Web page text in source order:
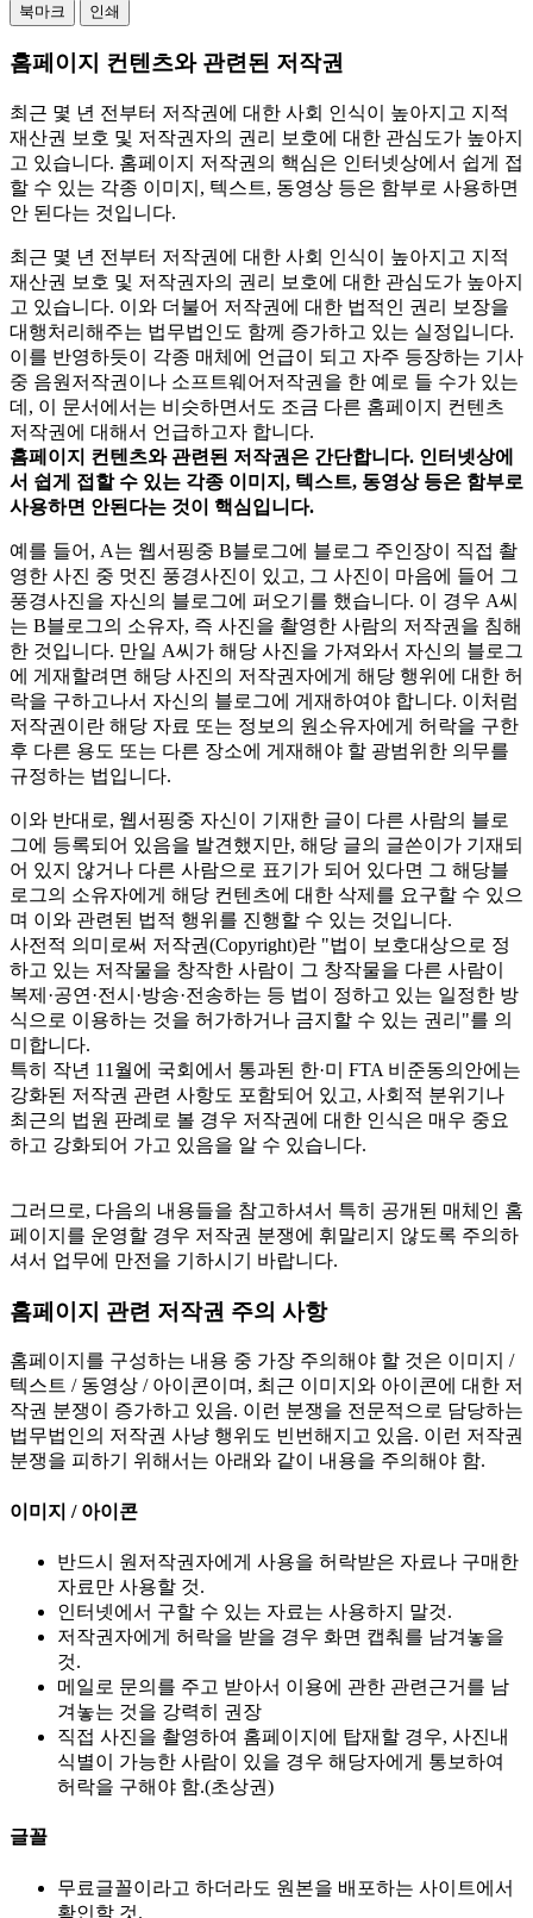
북마크 인쇄
홈페이지 컨텐츠와 관련된 저작권
최근 몇 년 전부터 저작권에 대한 사회 인식이 높아지고 지적
재산권 보호 및 저작권자의 권리 보호에 대한 관심도가 높아지
고 있습니다. 홈페이지 저작권의 핵심은 인터넷상에서 쉽게 접
할 수 있는 각종 이미지, 텍스트, 동영상 등은 함부로 사용하면
안 된다는 것입니다.
최근 몇 년 전부터 저작권에 대한 사회 인식이 높아지고 지적
재산권 보호 및 저작권자의 권리 보호에 대한 관심도가 높아지
고 있습니다. 이와 더불어 저작권에 대한 법적인 권리 보장을
대행처리해주는 법무법인도 함께 증가하고 있는 실정입니다.
이를 반영하듯이 각종 매체에 언급이 되고 자주 등장하는 기사
중 음원저작권이나 소프트웨어저작권을 한 예로 들 수가 있는
데, 이 문서에서는 비슷하면서도 조금 다른 홈페이지 컨텐츠
저작권에 대해서 언급하고자 합니다.
홈페이지 컨텐츠와 관련된 저작권은 간단합니다. 인터넷상에
서 쉽게 접할 수 있는 각종 이미지, 텍스트, 동영상 등은 함부로
사용하면 안된다는 것이 핵심입니다.
예를 들어, A는 웹서핑중 B블로그에 블로그 주인장이 직접 촬
영한 사진 중 멋진 풍경사진이 있고, 그 사진이 마음에 들어 그
풍경사진을 자신의 블로그에 퍼오기를 했습니다. 이 경우 A씨
는 B블로그의 소유자, 즉 사진을 촬영한 사람의 저작권을 침해
한 것입니다. 만일 A씨가 해당 사진을 가져와서 자신의 블로그
에 게재할려면 해당 사진의 저작권자에게 해당 행위에 대한 허
락을 구하고나서 자신의 블로그에 게재하여야 합니다. 이처럼
저작권이란 해당 자료 또는 정보의 원소유자에게 허락을 구한
후 다른 용도 또는 다른 장소에 게재해야 할 광범위한 의무를
규정하는 법입니다.
이와 반대로, 웹서핑중 자신이 기재한 글이 다른 사람의 블로
그에 등록되어 있음을 발견했지만, 해당 글의 글쓴이가 기재되
어 있지 않거나 다른 사람으로 표기가 되어 있다면 그 해당블
로그의 소유자에게 해당 컨텐츠에 대한 삭제를 요구할 수 있으
며 이와 관련된 법적 행위를 진행할 수 있는 것입니다.
사전적 의미로써 저작권(Copyright)란 "법이 보호대상으로 정
하고 있는 저작물을 창작한 사람이 그 창작물을 다른 사람이
복제·공연·전시·방송·전송하는 등 법이 정하고 있는 일정한 방
식으로 이용하는 것을 허가하거나 금지할 수 있는 권리"를 의
미합니다.
특히 작년 11월에 국회에서 통과된 한·미 FTA 비준동의안에는
강화된 저작권 관련 사항도 포함되어 있고, 사회적 분위기나
최근의 법원 판례로 볼 경우 저작권에 대한 인식은 매우 중요
하고 강화되어 가고 있음을 알 수 있습니다.
그러므로, 다음의 내용들을 참고하셔서 특히 공개된 매체인 홈
페이지를 운영할 경우 저작권 분쟁에 휘말리지 않도록 주의하
셔서 업무에 만전을 기하시기 바랍니다.
홈페이지 관련 저작권 주의 사항
홈페이지를 구성하는 내용 중 가장 주의해야 할 것은 이미지 /
텍스트 / 동영상 / 아이콘이며, 최근 이미지와 아이콘에 대한 저
작권 분쟁이 증가하고 있음. 이런 분쟁을 전문적으로 담당하는
법무법인의 저작권 사냥 행위도 빈번해지고 있음. 이런 저작권
분쟁을 피하기 위해서는 아래와 같이 내용을 주의해야 함.
이미지 / 아이콘
반드시 원저작권자에게 사용을 허락받은 자료나 구매한
자료만 사용할 것.
인터넷에서 구할 수 있는 자료는 사용하지 말것.
저작권자에게 허락을 받을 경우 화면 캡춰를 남겨놓을
것.
메일로 문의를 주고 받아서 이용에 관한 관련근거를 남
겨놓는 것을 강력히 권장
직접 사진을 촬영하여 홈페이지에 탑재할 경우, 사진내
식별이 가능한 사람이 있을 경우 해당자에게 통보하여
허락을 구해야 함.(초상권)
글꼴
무료글꼴이라고 하더라도 원본을 배포하는 사이트에서
확인할 것.